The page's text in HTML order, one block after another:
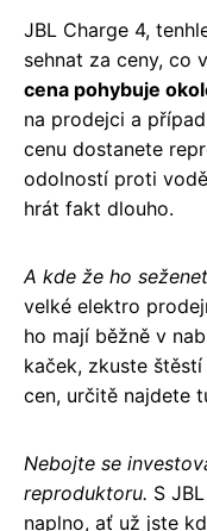
JBL Charge 4,
sehnat za ceny, co
cena pohybuje
na prodejci a
cenu dostanete
odolností proti
hrát fakt dlouho.
A kde že ho
velké elektro
ho mají běžně v
kaček, zkuste
cen, určitě najdete
Nebojte se
reproduktoru. S
naplno, ať už jste